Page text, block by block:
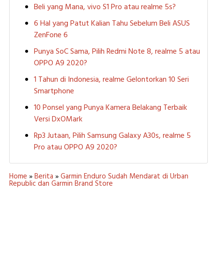
Beli yang Mana, vivo S1 Pro atau realme 5s?
6 Hal yang Patut Kalian Tahu Sebelum Beli ASUS
ZenFone 6
Punya SoC Sama, Pilih Redmi Note 8, realme 5 atau
OPPO A9 2020?
1 Tahun di Indonesia, realme Gelontorkan 10 Seri
Smartphone
10 Ponsel yang Punya Kamera Belakang Terbaik
Versi DxOMark
Rp3 Jutaan, Pilih Samsung Galaxy A30s, realme 5
Pro atau OPPO A9 2020?
Home »Berita »Garmin Enduro Sudah Mendarat di Urban
Republic dan Garmin Brand Store